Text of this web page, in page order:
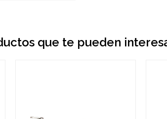
que te pueden